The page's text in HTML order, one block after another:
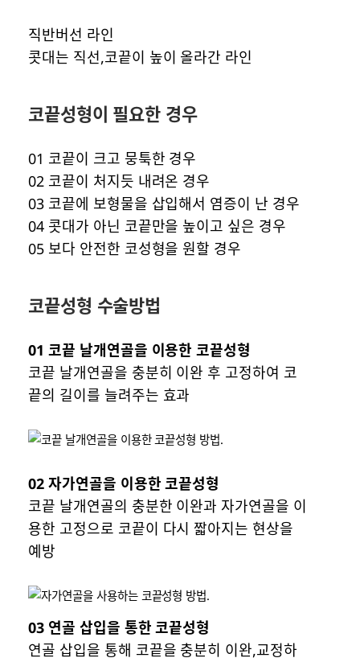
직반버선 라인
콧대는 직선,코끝이 높이 올라간 라인
코끝성형이 필요한 경우
01 코끝이 크고 뭉툭한 경우
02 코끝이 처지듯 내려온 경우
03 코끝에 보형물을 삽입해서 염증이 난 경우
04 콧대가 아닌 코끝만을 높이고 싶은 경우
05 보다 안전한 코성형을 원할 경우
코끝성형 수술방법
01 코끝 날개연골을 이용한 코끝성형
코끝 날개연골을 충분히 이완 후 고정하여 코
끝의 길이를 늘려주는 효과
02 자가연골을 이용한 코끝성형
코끝 날개연골의 충분한 이완과 자가연골을 이
용한 고정으로 코끝이 다시 짧아지는 현상을
예방
03 연골 삽입을 통한 코끝성형
연골 삽입을 통해 코끝을 충분히 이완,교정하